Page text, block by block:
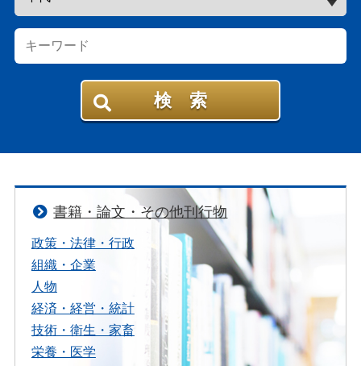
検 索
書籍・論文・その他刊行物
政策・法律・行政
組織・企業
人物
経済・経営・統計
技術・衛生・家畜
栄養・医学